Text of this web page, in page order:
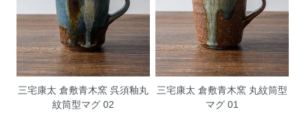
三宅康太 倉敷青木窯 呉須釉丸
紋筒型マグ 02
三宅康太 倉敷青木窯 丸紋筒型
マグ 01